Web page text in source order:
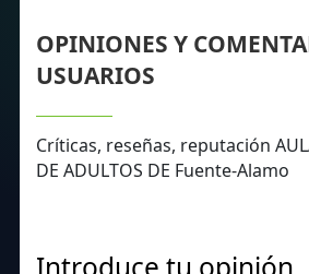
OPINIONES Y
USUARIOS
Críticas, reseñas, reputación
DE ADULTOS DE Fuente-Alamo
Introduce tu opinión